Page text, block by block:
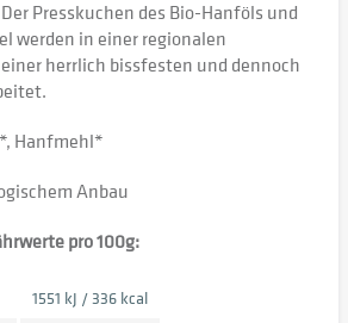
Presskuchen des Bio-Hanföls und
werden in einer regionalen
herrlich bissfesten und dennoch
Hanfmehl*
Anbau
pro 100g:
1551 kJ / 336 kcal